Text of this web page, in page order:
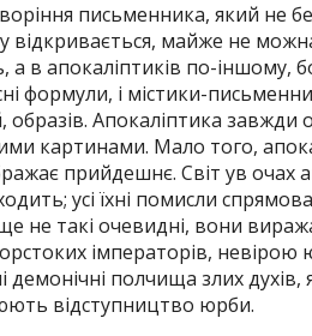
письменника, який не
відкривається, майже не
в апокаліптиків по-іншому, бо
формули, і містики-
образів. Апокаліптика
картинами. Мало того,
прийдешнє. Світ ув
усі їхні помисли
не такі очевидні, вони
імператорів,
демонічні полчища злих
відступництво юрби.